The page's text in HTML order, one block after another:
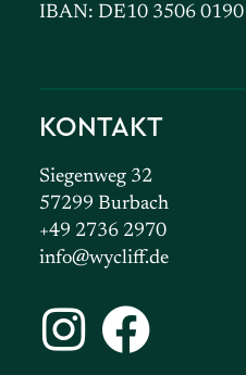
KONTAKT
Siegenweg 32
57299 Burbach
+49 2736 2970
info@wycliff.de
IBAN: DE10 3506